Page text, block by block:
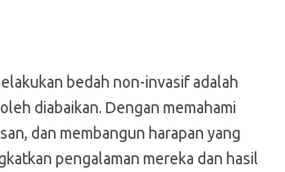
bedah non-invasif adalah
diabaikan. Dengan memahami
dan membangun harapan yang
pengalaman mereka dan hasil